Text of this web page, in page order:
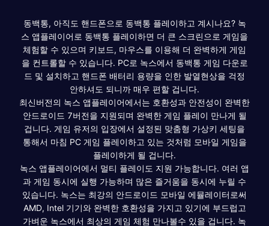
동백통, 아직도 핸드폰으로 동백통 플레이하고 계시나요? 녹
스 앱플레이어로 동백통 플레이하면 더 큰 스크린으로 게임을
체험할 수 있으며 키보드, 마우스를 이용해 더 완벽하게 게임
을 컨트롤할 수 있습니다. PC로 녹스에서 동백통 게임 다운로
드 및 설치하고 핸드폰 배터리 용량을 인한 발열현상을 걱정
안하셔도 되니까 매우 편할 겁니다.
최신버전의 녹스 앱플레이어에서는 호환성과 안전성이 완벽한
안드로이드 7버전을 지원되며 완벽한 게임 플레이 만나게 될
겁니다. 게임 유저의 입장에서 설정된 맞춤형 가상키 세팅을
통해서 마침 PC 게임 플레이하고 있는 것처럼 모바일 게임을
플레이하게 될 겁니다.
녹스 앱플레이어에서 멀티 플레이도 지원 가능합니다. 여러 앱
과 게임 동시에 실행 가능하며 많은 즐거움을 동시에 누릴 수
있습니다. 녹스는 최강의 안드로이드 모바일 에뮬레이터로써
AMD, Intel 기기와 완벽한 호환성을 가지고 있기에 부드럽고
가벼운 녹스에서 최상의 게임 체험 만나볼수 있을 겁니다. 녹